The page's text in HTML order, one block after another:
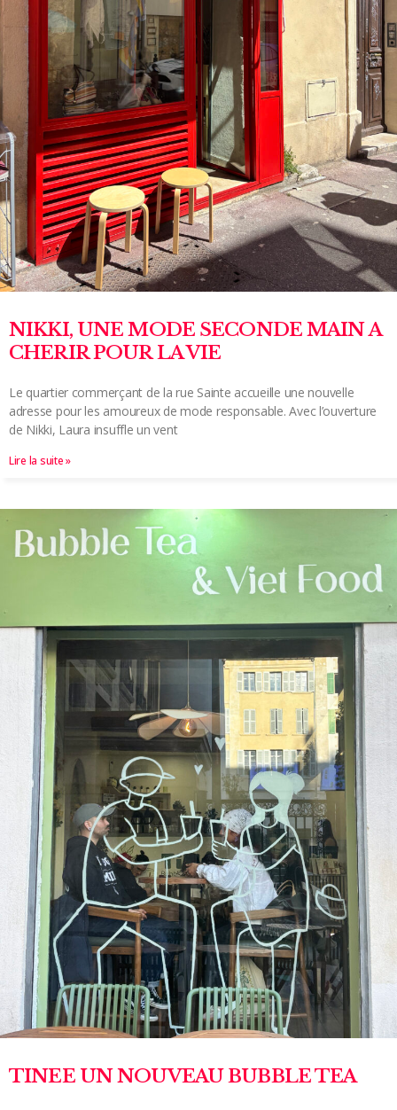
NIKKI, UNE MODE SECONDE MAIN A
CHERIR POUR LA VIE
Le quartier commerçant de la rue Sainte accueille une nouvelle
adresse pour les amoureux de mode responsable. Avec l’ouverture
de Nikki, Laura insuffle un vent
Lire la suite »
TINEE UN NOUVEAU BUBBLE TEA